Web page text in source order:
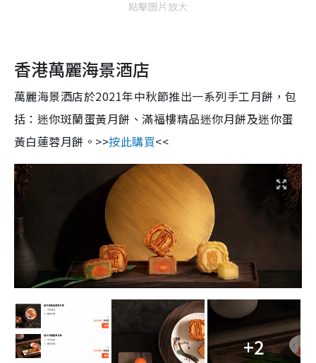
點擊圖片放大
香港萬麗海景酒店
萬麗海景酒店於2021年中秋節推出一系列手工月餅，包
括：迷你斑蘭蛋黃月餅、滿福樓精品迷你月餅及迷你蛋
黃白蓮蓉月餅。>>按此購買<<
+2